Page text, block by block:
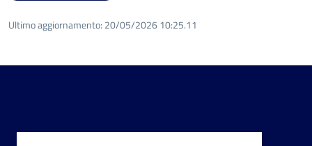
Ultimo aggiornamento: 20/05/2026 10:25.11